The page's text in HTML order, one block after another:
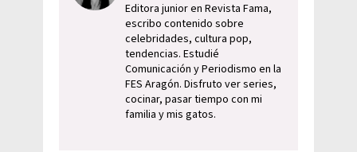
Editora junior en Revista Fama,
escribo contenido sobre
celebridades, cultura pop,
tendencias. Estudié
Comunicación y Periodismo en la
FES Aragón. Disfruto ver series,
cocinar, pasar tiempo con mi
familia y mis gatos.